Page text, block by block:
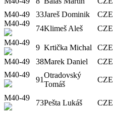
M40-49
33Jareš Dominik CZE
M40-49
74Klimeš Aleš CZE
M40-49
9 Krtička Michal CZE
M40-49
38Marek Daniel CZE
M40-49
91
Otradovský
Tomáš
CZE
M40-49
73Pešta Lukáš CZE